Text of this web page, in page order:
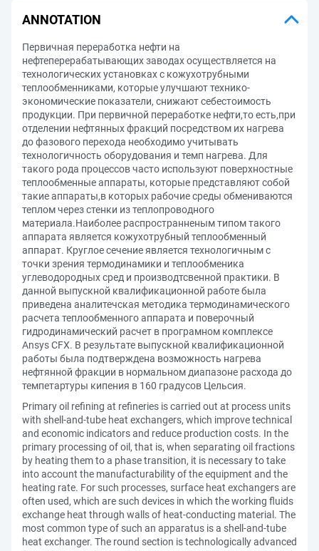
ANNOTATION
Первичная переработка нефти на
нефтеперерабатывающих заводах осуществляется на
технологических установках с кожухотрубными
теплообменниками, которые улучшают технико-
экономические показатели, снижают себестоимость
продукции. При первичной переработке нефти,то есть,при
отделении нефтянных фракций посредством их нагрева
до фазового перехода необходимо учитывать
технологичность оборудования и темп нагрева. Для
такого рода процессов часто используют поверхностные
теплообменные аппараты, которые представляют собой
такие аппараты,в которых рабочие среды обмениваются
теплом через стенки из теплопроводного
материала.Наиболее распространненым типом такого
аппарата является кожухотрубный теплообменный
аппарат. Круглое сечение является технологичным с
точки зрения термодинамики и теплообменика
углеводородных сред и производтсвенной практики. В
данной выпускной квалификационной работе была
приведена аналитечская методика термодинамического
расчета теплообменного аппарата и поверочный
гидродинамический расчет в програмном комплексе
Ansys CFX. В результате выпускной квалификационной
работы была подтверждена возможность нагрева
нефтянной фракции в нормальном диапазоне расхода до
темпетартуры кипения в 160 градусов Цельсия.
Primary oil refining at refineries is carried out at process units
with shell-and-tube heat exchangers, which improve technical
and economic indicators and reduce production costs. In the
primary processing of oil, that is, when separating oil fractions
by heating them to a phase transition, it is necessary to take
into account the manufacturability of the equipment and the
heating rate. For such processes, surface heat exchangers are
often used, which are such devices in which the working fluids
exchange heat through walls of heat-conducting material. The
most common type of such an apparatus is a shell-and-tube
heat exchanger. The round section is technologically advanced